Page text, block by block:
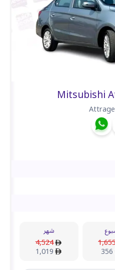
Mitsubishi
Attrage
356
شهر
4,524
1,019